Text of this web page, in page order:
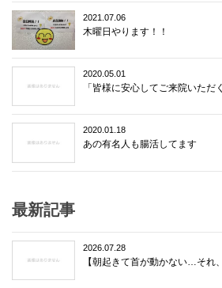
2021.07.06
木曜日やります！！
2020.05.01
「皆様に安心してご来院いただ
2020.01.18
あの有名人も腸活してます
最新記事
2026.07.28
【朝起きて首が動かない…それ